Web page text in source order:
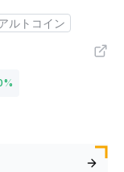
ルトコイン
%